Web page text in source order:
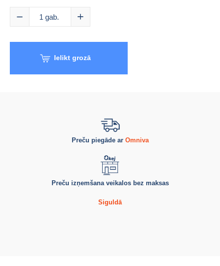
1 gab.
Ielikt grozā
Preču piegāde ar Omniva
Preču izņemšana veikalos bez maksas
Siguldā